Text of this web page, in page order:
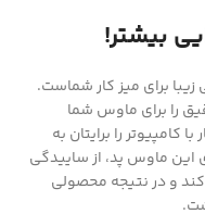
بیشتر!
زیبا برای میز کار شماست.
را برای ماوس شما
را برایتان به
این ماوس پد، از ساییدگی
و در نتیجه محصولی